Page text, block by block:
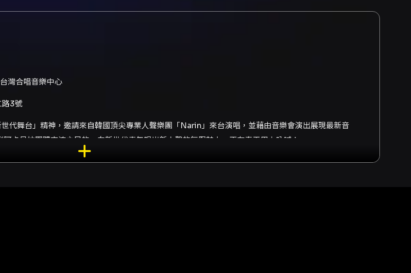
灣合唱音樂中心
路3號
代舞台」精神，邀請來自韓國頂尖專業人聲樂團「Narin」來台演唱，並藉由音樂會演出展現最新音
卡貝拉團體交流之目的。向新世代青年唱出新人聲的無限魅力，正在春天用力吶喊！